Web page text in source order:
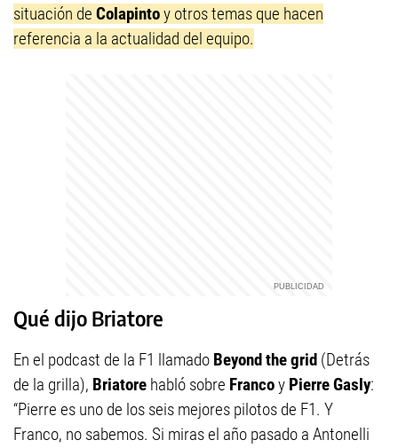
situación de Colapintoy otros temas que hacen
referencia a la actualidad del equipo.
Qué dijo Briatore
En el podcast de la F1 llamado Beyond the grid (Detrás
de la grilla), Briatore habló sobre Francoy Pierre Gasly:
“Pierre es uno de los seis mejores pilotos de F1. Y
Franco, no sabemos. Si miras el año pasado a Antonelli